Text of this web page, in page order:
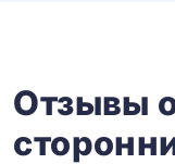
Отзывы